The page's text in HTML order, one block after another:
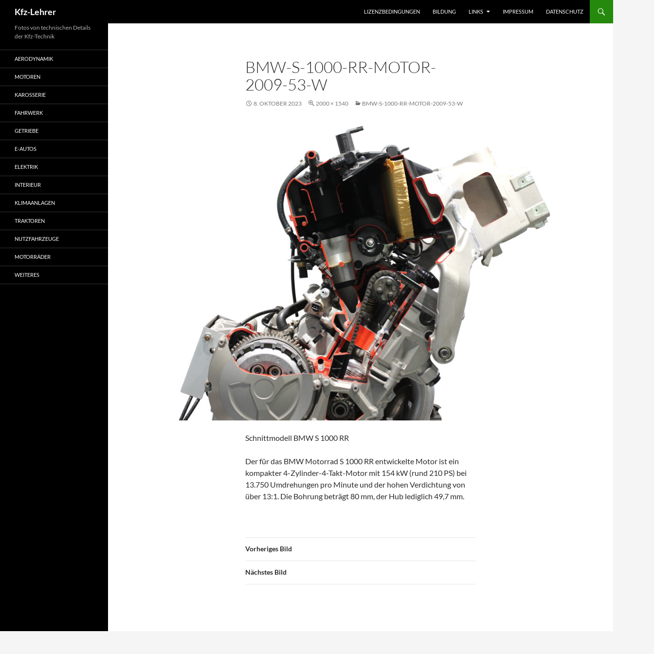
Inhalt
springen
Kfz-Lehrer LIZENZBEDINGUNGEN BILDUNG LINKS IMPRESSUM DATENSCHUTZ
BMW-S-1000-RR-MOTOR-
2009-53-W
8. OKTOBER 2023 2000 × 1540 BMW-S-1000-RR-MOTOR-2009-53-W
Schnittmodell BMW S 1000 RR
Der für das BMW Motorrad S 1000 RR entwickelte Motor ist ein
kompakter 4-Zylinder-4-Takt-Motor mit 154 kW (rund 210 PS) bei
13.750 Umdrehungen pro Minute und der hohen Verdichtung von
über 13:1. Die Bohrung beträgt 80 mm, der Hub lediglich 49,7 mm.
Vorheriges Bild
Nächstes Bild
Fotos von technischen Details
der Kfz-Technik
AERODYNAMIK
MOTOREN
KAROSSERIE
FAHRWERK
GETRIEBE
E-AUTOS
ELEKTRIK
INTERIEUR
KLIMAANLAGEN
TRAKTOREN
NUTZFAHRZEUGE
MOTORRÄDER
WEITERES